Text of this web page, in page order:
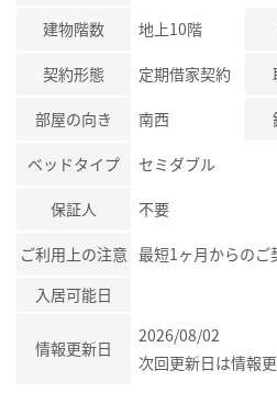
建物階数
地上10階
契約形態 定期借家契約
部屋の向き 南西
ベッドタイプ セミダブル
保証人 不要
ご利用上の注意 最短1ヶ月からのご
入居可能日
情報更新日
2026/08/02
次回更新日は情報